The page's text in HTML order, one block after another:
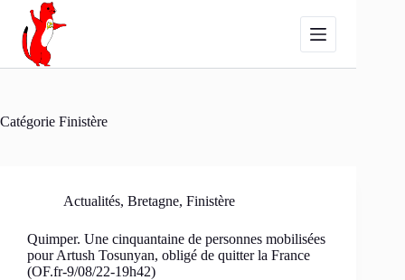
Passer
contenu
Catégorie Finistère
Actualités, Bretagne, Finistère
Quimper. Une cinquantaine de personnes mobilisées
pour Artush Tosunyan, obligé de quitter la France
(OF.fr-9/08/22-19h42)